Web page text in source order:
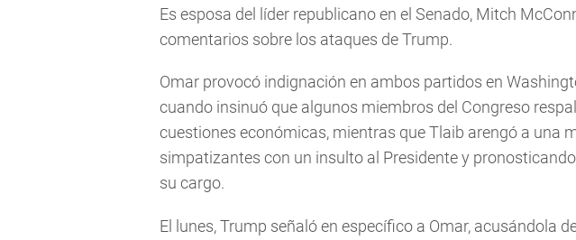
Es esposa del líder republicano en el Senado, Mitch
comentarios sobre los ataques de Trump.
Omar provocó indignación en ambos partidos en
cuando insinuó que algunos miembros del Congreso
cuestiones económicas, mientras que Tlaib arengó a una
simpatizantes con un insulto al Presidente y
su cargo.
El lunes, Trump señaló en específico a Omar, acusándola